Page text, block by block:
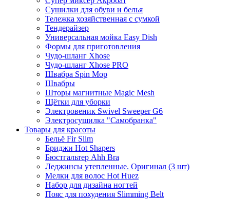
Сушилки для обуви и белья
Тележка хозяйственная с сумкой
Тендерайзер
Универсальная мойка Easy Dish
Формы для приготовления
Чудо-шланг Xhose
Чудо-шланг Xhose PRO
Швабра Spin Mop
Швабры
Шторы магнитные Magic Mesh
Щётки для уборки
Электровеник Swivel Sweeper G6
Электросушилка "Самобранка"
Товары для красоты
Бельё Fir Slim
Бриджи Hot Shapers
Бюстгальтер Ahh Bra
Леджинсы утепленные. Оригинал (3 шт)
Мелки для волос Hot Huez
Набор для дизайна ногтей
Пояс для похудения Slimming Belt